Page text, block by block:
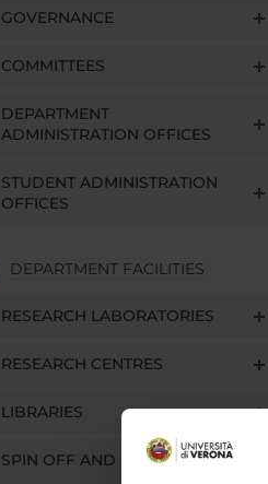
GOVERNANCE
COMMITTEES
DEPARTMENT
ADMINISTRATION OFFICES
STUDENT ADMINISTRATION
OFFICES
DEPARTMENT FACILITIES
RESEARCH LABORATORIES
RESEARCH CENTRES
LIBRARIES
SPIN OFF AND COMPANIES